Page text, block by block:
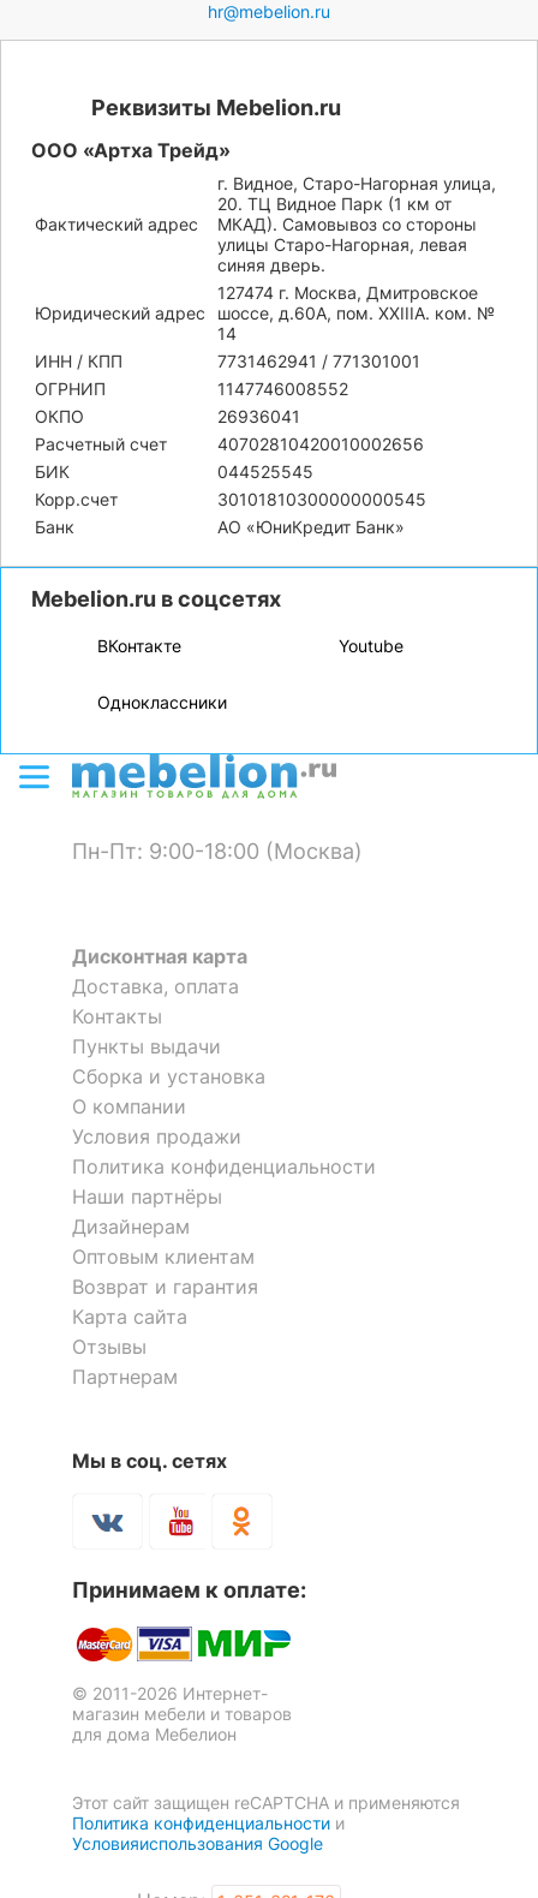
hr@mebelion.ru
Реквизиты Mebelion.ru
ООО «Артха Трейд»
Фактический адрес
г. Видное, Старо-Нагорная улица,
20. ТЦ Видное Парк (1 км от
МКАД). Самовывоз со стороны
улицы Старо-Нагорная, левая
синяя дверь.
Юридический адрес
127474 г. Москва, Дмитровское
шоссе, д.60А, пом. XXIIIA. ком. №
14
ИНН / КПП
7731462941 / 771301001
ОГРНИП
1147746008552
ОКПО
26936041
Расчетный счет
40702810420010002656
БИК
044525545
Корр.счет
30101810300000000545
Банк
АО «ЮниКредит Банк»
Mebelion.ru в соцсетях
ВКонтакте Youtube
Одноклассники
Пн-Пт: 9:00-18:00 (Москва)
Дисконтная карта
Доставка, оплата
Контакты
Пункты выдачи
Сборка и установка
О компании
Условия продажи
Политика конфиденциальности
Наши партнёры
Дизайнерам
Оптовым клиентам
Возврат и гарантия
Карта сайта
Отзывы
Партнерам
Мы в соц. сетях
Принимаем к оплате:
© 2011-2026 Интернет-
магазин мебели и товаров
для дома Мебелион
Этот сайт защищен reCAPTCHA и применяются
Политика конфиденциальности и
Условияиспользования Google